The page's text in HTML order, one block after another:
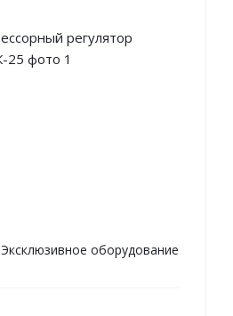
Эксклюзивное оборудование